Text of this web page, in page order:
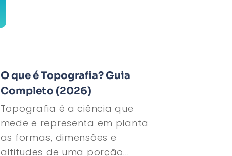
O que é Topografia? Guia
Completo (2026)
Topografia é a ciência que
mede e representa em planta
as formas, dimensões e
altitudes de uma porção...